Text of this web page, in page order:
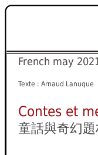
French may
Texte : Arnaud Lanuque
Contes et
童話與奇幻